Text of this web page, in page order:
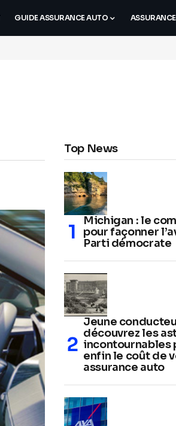
GUIDE ASSURANCE AUTO
Top News
Michigan : le
pour façonner
Parti démocrate
Jeune
découvrez les
incontournables
enfin le coût de
assurance auto